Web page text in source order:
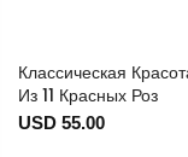
Классическая
Из 11 Красных Роз
USD 55.00